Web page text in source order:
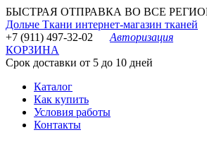
БЫСТРАЯ ОТПРАВКА ВО ВСЕ
Дольче Ткани интернет-магазин тканей
+7 (911) 497-32-02
Авторизация
КОРЗИНА
Срок доставки от 5 до 10 дней
Каталог
Как купить
Условия работы
Контакты